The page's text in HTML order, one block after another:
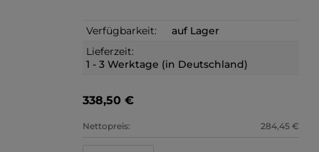
Verfügbarkeit:
auf Lager
Lieferzeit:
1 - 3 Werktage (in Deutschland)
338,50 €
Nettopreis: 284,45 €